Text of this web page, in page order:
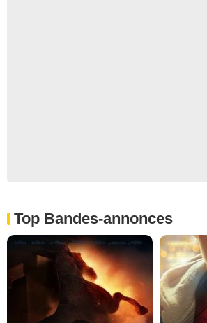
Top Bandes-annonces